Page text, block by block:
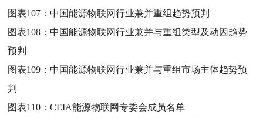
图表107：中国能源物联网行业兼并重组趋势预判
图表108：中国能源物联网行业兼并与重组类型及动因趋势
预判
图表109：中国能源物联网行业兼并与重组市场主体趋势预
判
图表110：CEIA能源物联网专委会成员名单